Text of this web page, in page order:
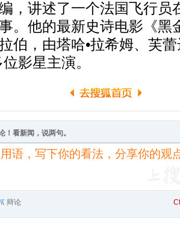
，讲述了一个法国飞行员
。他的最新史诗电影《黑
伯，由塔哈•拉希姆、芙
影星主演。
！看新闻，说两句。
辩论